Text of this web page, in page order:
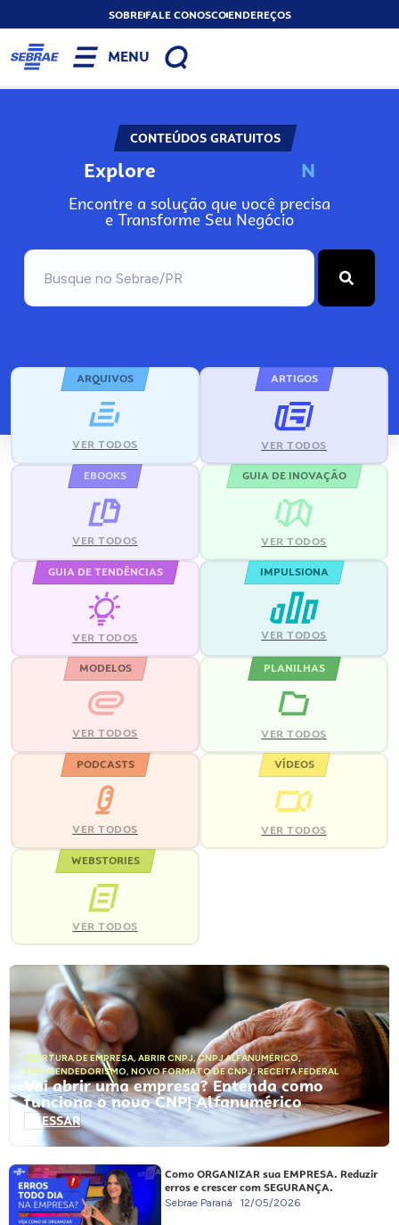
SOBREFALE CONOSCOENDEREÇOS
MENU
CONTEÚDOS GRATUITOS
Explore No
Encontre a solução que você precisa
e Transforme Seu Negócio
ARQUIVOS
VER TODOS
ARTIGOS
VER TODOS
EBOOKS
VER TODOS
GUIA DE INOVAÇÃO
VER TODOS
GUIA DE TENDÊNCIAS
VER TODOS
IMPULSIONA
VER TODOS
MODELOS
VER TODOS
PLANILHAS
VER TODOS
PODCASTS
VER TODOS
VÍDEOS
VER TODOS
WEBSTORIES
VER TODOS
ABERTURA DE EMPRESA, ABRIR CNPJ,CNPJ ALFANUMÉRICO,
EMPREENDEDORISMO, NOVO FORMATO DE CNPJ,RECEITA FEDERAL
Vai abrir uma empresa? Entenda como
funciona o novo CNPJ Alfanumérico
ACESSAR
Como ORGANIZAR sua EMPRESA. Reduzir
erros e crescer com SEGURANÇA.
Sebrae Paraná 12/05/2026